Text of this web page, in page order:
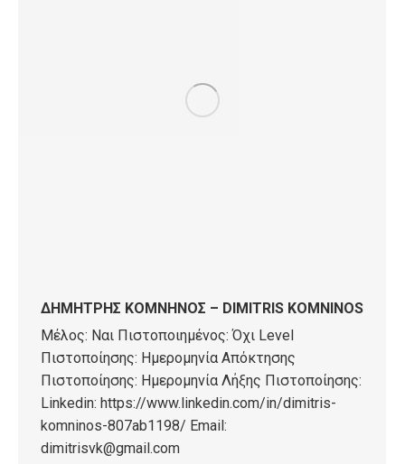
ΔΗΜΗΤΡΗΣ ΚΟΜΝΗΝΟΣ – DIMITRIS KOMNINOS
Μέλος: Ναι Πιστοποιημένος: Όχι Level
Πιστοποίησης: Ημερομηνία Απόκτησης
Πιστοποίησης: Ημερομηνία Λήξης Πιστοποίησης:
Linkedin: https://www.linkedin.com/in/dimitris-
komninos-807ab1198/ Email:
dimitrisvk@gmail.com